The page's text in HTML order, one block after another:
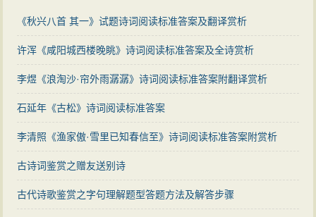
《秋兴八首 其一》试题诗词阅读标准答案及翻译赏析
许浑《咸阳城西楼晚眺》诗词阅读标准答案及全诗赏析
李煜《浪淘沙·帘外雨潺潺》诗词阅读标准答案附翻译赏析
石延年《古松》诗词阅读标准答案
李清照《渔家傲·雪里已知春信至》诗词阅读标准答案附赏析
古诗词鉴赏之赠友送别诗
古代诗歌鉴赏之字句理解题型答题方法及解答步骤